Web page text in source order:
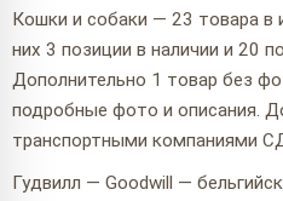
Кошки и собаки — 23 товара в
них 3 позиции в наличии и 20
Дополнительно 1 товар без
подробные фото и описания.
транспортными компаниями
Гудвилл — Goodwill —